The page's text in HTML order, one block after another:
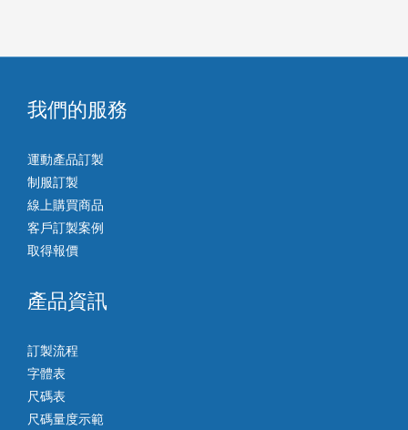
我們的服務
運動產品訂製
制服訂製
線上購買商品
客戶訂製案例
取得報價
產品資訊
訂製流程
字體表
尺碼表
尺碼量度示範